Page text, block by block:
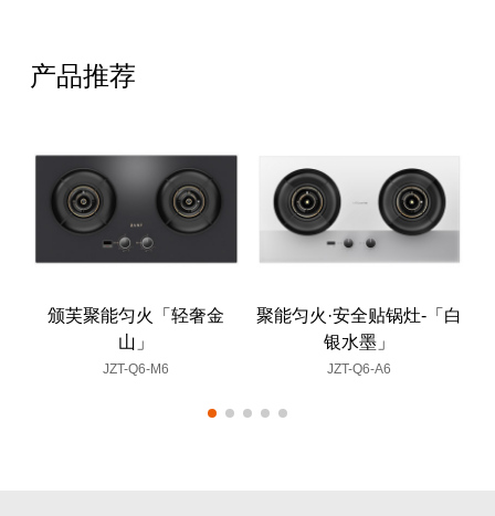
产品推荐
颁芙聚能匀火「轻奢金
山」
JZT-Q6-M6
聚能匀火·安全贴锅灶-「白
银水墨」
JZT-Q6-A6